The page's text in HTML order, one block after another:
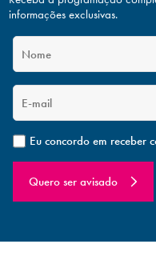
informações exclusivas.
Eu concordo em receber
Quero ser avisado